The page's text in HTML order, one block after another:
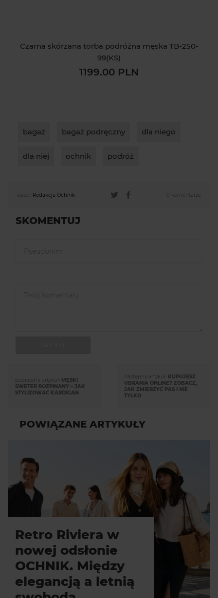
Czarna skórzana torba podróżna męska TB-250-
99(KS)
1199.00 PLN
bagaż bagaż podręczny dla niego
dla niej ochnik podróż
autor: Redakcja Ochnik 0 komentarze
SKOMENTUJ
poprzedni artykuł: MĘSKI
SWETER ROZPINANY – JAK
STYLIZOWAĆ KARDIGAN
następny artykuł:
KUPUJESZ
UBRANIA ONLINE? ZOBACZ,
JAK ZMIERZYĆ PAS I NIE
TYLKO
POWIĄZANE ARTYKUŁY
Retro Riviera w
nowej odsłonie
OCHNIK. Między
elegancją a letnią